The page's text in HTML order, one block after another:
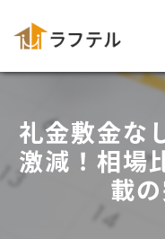
礼金敷金な
激減！相場
載